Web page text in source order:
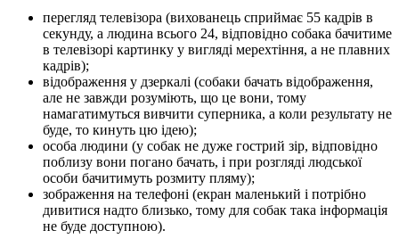
перегляд телевізора (вихованець сприймає 55 кадрів в
секунду, а людина всього 24, відповідно собака бачитиме
в телевізорі картинку у вигляді мерехтіння, а не плавних
кадрів);
відображення у дзеркалі (собаки бачать відображення,
але не завжди розуміють, що це вони, тому
намагатимуться вивчити суперника, а коли результату не
буде, то кинуть цю ідею);
особа людини (у собак не дуже гострий зір, відповідно
поблизу вони погано бачать, і при розгляді людської
особи бачитимуть розмиту пляму);
зображення на телефоні (екран маленький і потрібно
дивитися надто близько, тому для собак така інформація
не буде доступною).